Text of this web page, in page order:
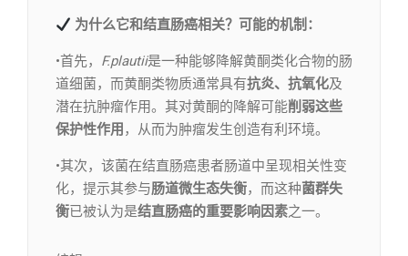
为什么它和结直肠癌相关？可能的机制：
•首先， F.plautii是一种能够降解黄酮类化合物的肠
道细菌，而黄酮类物质通常具有抗炎、抗氧化及
潜在抗肿瘤作用。其对黄酮的降解可能削弱这些
保护性作用 ，从而为肿瘤发生创造有利环境。
•其次，该菌在结直肠癌患者肠道中呈现相关性变
化，提示其参与肠道微生态失衡，而这种菌群失
衡已被认为是结直肠癌的重要影响因素之一。